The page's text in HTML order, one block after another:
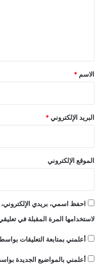
*
الاسم *
البريد الإلكتروني*
الموقع الإلكتروني
احفظ اسمي، بريدي
لاستخدامها المرة المقبلة في
أعلمني بمتابعة التعليقات
أعلمني بالمواضيع الجديدة